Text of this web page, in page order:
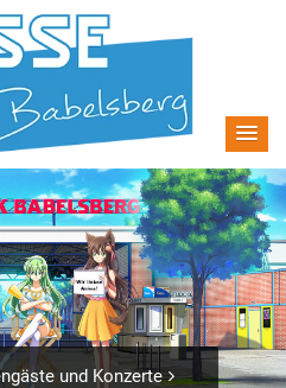
und Konzerte